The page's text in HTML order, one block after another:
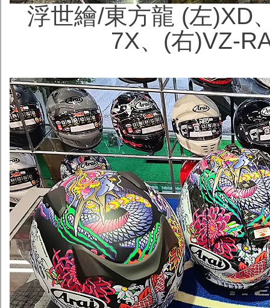
浮世繪/東方龍 (左)XD
7X、(右)VZ-